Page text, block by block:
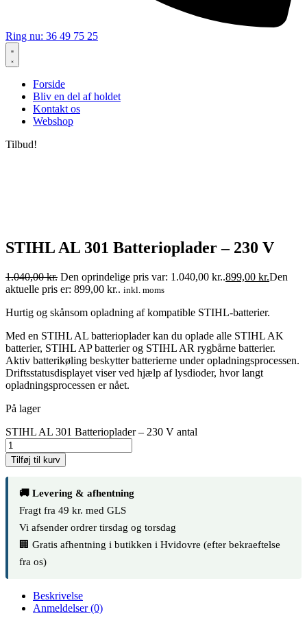
Ring nu: 36 49 75 25
Forside
Bliv en del af holdet
Kontakt os
Webshop
Tilbud!
STIHL AL 301 Batterioplader – 230 V
1.040,00kr. Den oprindelige pris var: 1.040,00 kr..899,00 kr.Den
aktuelle pris er: 899,00 kr.. inkl. moms
Hurtig og skånsom opladning af kompatible STIHL-batterier.
Med en STIHL AL batterioplader kan du oplade alle STIHL AK
batterier, STIHL AP batterier og STIHL AR rygbårne batterier.
Aktiv batterikøling beskytter batterierne under opladningsprocessen.
Driftsstatusdisplayet viser ved hjælp af lysdioder, hvor langt
opladningsprocessen er nået.
På lager
STIHL AL 301 Batterioplader – 230 V antal
Tilføj til kurv
🚚 Levering & afhentning
Fragt fra 49 kr. med GLS
Vi afsender ordrer tirsdag og torsdag
🏢 Gratis afhentning i butikken i Hvidovre (efter bekraeftelse
fra os)
Beskrivelse
Anmeldelser (0)